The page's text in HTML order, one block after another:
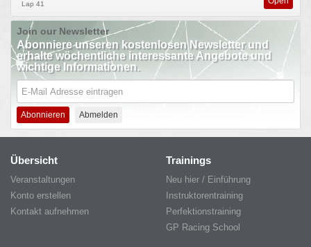
Lap 41
Join our Newsletter
Abonniere unseren kostenlosen Newsletter und
erhalte wöchentliche interessante Angebote und
wichtige Informationen.
Übersicht
Veranstaltungen
Konto erstellen
Kontakt aufnehmen
Trainings
Neu hier / Einführung
Instruktorentraining
Perfektionstraining
GP Racing School